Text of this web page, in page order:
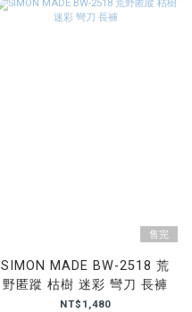
售完
SIMON MADE BW-2518 荒
野匿蹤 枯樹 迷彩 彎刀 長褲
NT$1,480